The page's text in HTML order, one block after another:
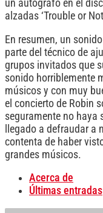
un autógrafo en el
alzadas ‘Trouble or
En resumen, un
parte del técnico de
grupos invitados que
sonido horriblemente
músicos y con muy
el concierto de Robin
seguramente no haya
llegado a defraudar a
contenta de haber
grandes músicos.
Acerca de
Últimas entradas